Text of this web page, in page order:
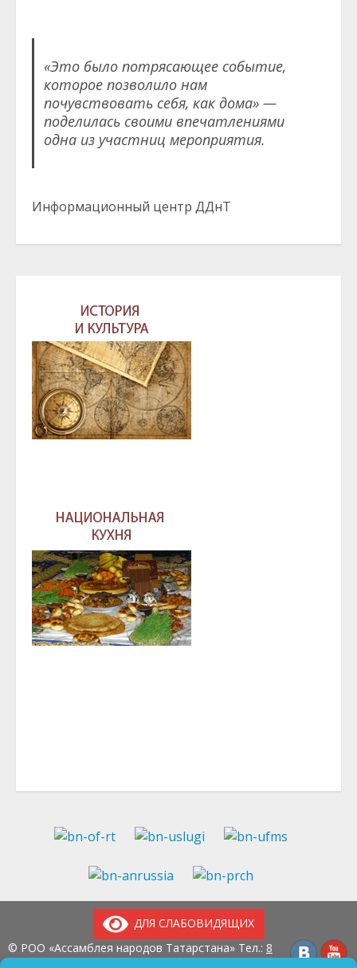
«Это было потрясающее событие,
которое позволило нам
почувствовать себя, как дома» —
поделилась своими впечатлениями
одна из участниц мероприятия.
Информационный центр ДДнТ
ДЛЯ СЛАБОВИДЯЩИХ
© РОО «Ассамблея народов Татарстана» Тел.: 8